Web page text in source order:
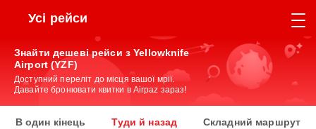
Усі рейси
Знайти дешеві рейси з Yellowknife
Airport (YZF)
Доступний переліт до місця вашої мрії.
Давайте бронювати квитки в Airpaz зараз!
В один кінець Туди й назад Складний маршрут